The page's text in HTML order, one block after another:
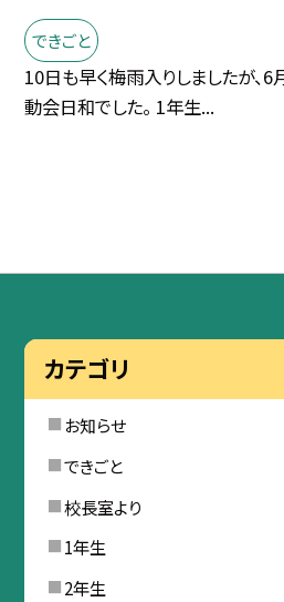
できごと
10日も早く梅雨入りしましたが、
動会日和でした。 1年生...
カテゴリ
お知らせ
できごと
校長室より
1年生
2年生